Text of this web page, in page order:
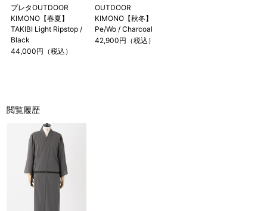
プレタOUTDOOR
KIMONO【春夏】
TAKIBI Light Ripstop /
Black
44,000円（税込）
OUTDOOR
KIMONO【秋冬】
Pe/Wo / Charcoal
42,900円（税込）
閲覧履歴